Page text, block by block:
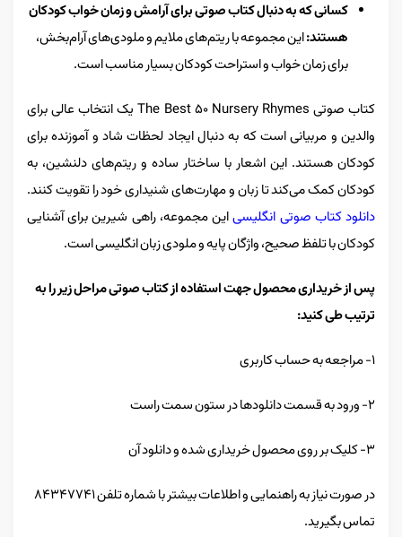
کسانی که به دنبال کتاب صوتی برای آرامش و زمان خواب کودکان
هستند:این مجموعه با ریتم‌های ملایم و ملودی‌های آرام‌بخش،
برای زمان خواب و استراحت کودکان بسیار مناسب است.
کتاب صوتی The Best 50 Nursery Rhymes یک انتخاب عالی برای
والدین و مربیانی است که به دنبال ایجاد لحظات شاد و آموزنده برای
کودکان هستند. این اشعار با ساختار ساده و ریتم‌های دلنشین، به
کودکان کمک می‌کند تا زبان و مهارت‌های شنیداری خود را تقویت کنند.
دانلود کتاب صوتی انگلیسیاین مجموعه، راهی شیرین برای آشنایی
کودکان با تلفظ صحیح، واژگان پایه و ملودی زبان انگلیسی است.
پس از خریداری محصول جهت استفاده از کتاب صوتی مراحل زیر را به
ترتیب طی کنید:
۱- مراجعه به حساب کاربری
۲- ورود به قسمت دانلودها در ستون سمت راست
۳- کلیک بر روی محصول خریداری شده و دانلود آن
در صورت نیاز به راهنمایی و اطلاعات بیشتر با شماره تلفن ۸۴۳۴۷۷۴۱
تماس بگیرید.